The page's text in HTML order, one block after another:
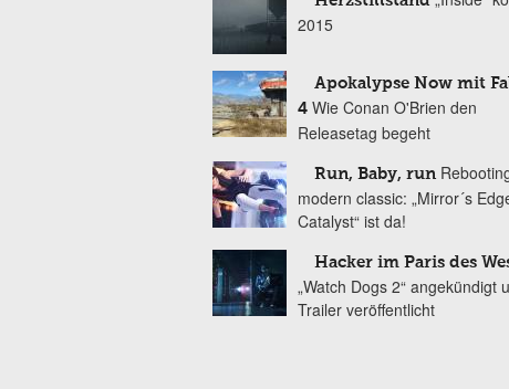
2015
Apokalypse Now mit
4 Wie Conan O'Brien den
Releasetag begeht
Run, Baby, run
modern classic: „Mirror´s
Catalyst“ ist da!
Hacker im Paris des
„Watch Dogs 2“ angekündigt
Trailer veröffentlicht